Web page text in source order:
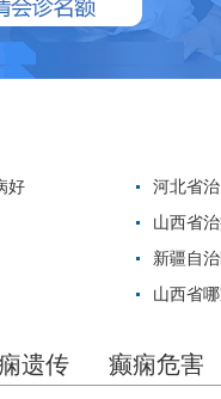
好 河北省
山西省
新疆自
山西省
遗传 癫痫危害